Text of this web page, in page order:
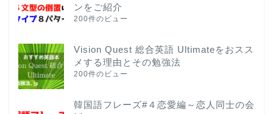
ンをご紹介
200件のビュー
Vision Quest 総合英語 Ultimateをおスス
メする理由とその勉強法
200件のビュー
韓国語フレーズ#４恋愛編～恋人同士の会